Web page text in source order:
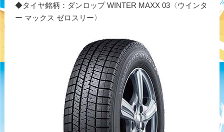
◆タイヤ銘柄：ダンロップ WINTER MAXX 03〈ウインタ
ー マックス ゼロスリー〉